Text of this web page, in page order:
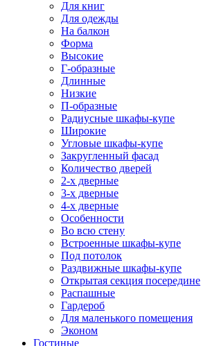
Для книг
Для одежды
На балкон
Форма
Высокие
Г-образные
Длинные
Низкие
П-образные
Радиусные шкафы-купе
Широкие
Угловые шкафы-купе
Закругленный фасад
Количество дверей
2-х дверные
3-х дверные
4-х дверные
Особенности
Во всю стену
Встроенные шкафы-купе
Под потолок
Раздвижные шкафы-купе
Открытая секция посередине
Распашные
Гардероб
Для маленького помещения
Эконом
Гостиные